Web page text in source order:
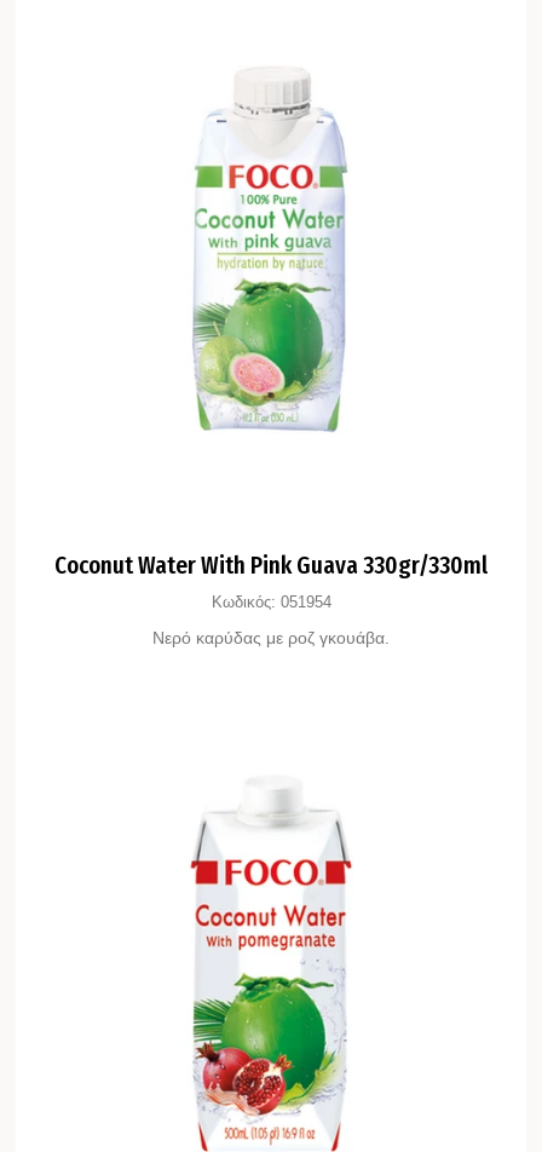
Coconut Water With Pink Guava 330gr/330ml
Κωδικός: 051954
Νερό καρύδας με ροζ γκουάβα.